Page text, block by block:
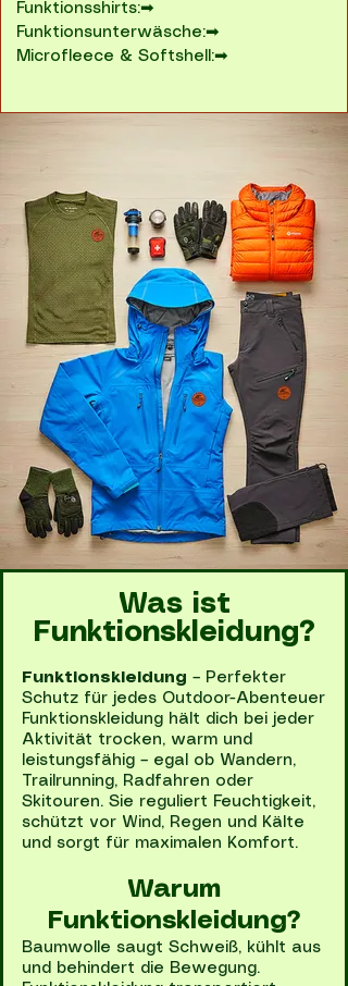
Funktionsshirts:➡
Funktionsunterwäsche:➡
Microfleece & Softshell:➡
Was ist
Funktionskleidung?
Funktionskleidung – Perfekter
Schutz für jedes Outdoor-Abenteuer
Funktionskleidung hält dich bei jeder
Aktivität trocken, warm und
leistungsfähig – egal ob Wandern,
Trailrunning, Radfahren oder
Skitouren. Sie reguliert Feuchtigkeit,
schützt vor Wind, Regen und Kälte
und sorgt für maximalen Komfort.
Warum
Funktionskleidung?
Baumwolle saugt Schweiß, kühlt aus
und behindert die Bewegung.